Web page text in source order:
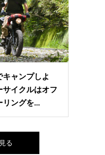
ャンプしよ
サイクルはオフ
リングを...
る